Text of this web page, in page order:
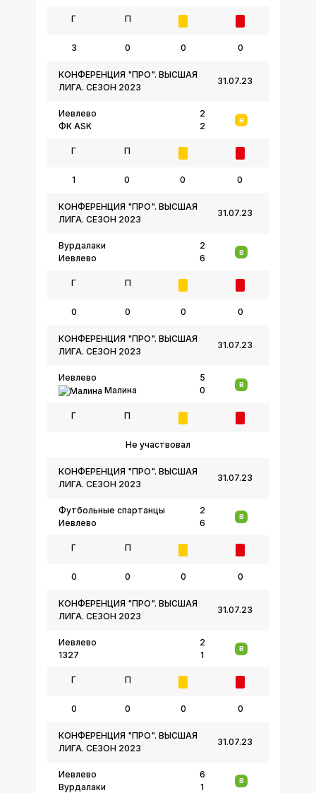
Г П
3 0 0 0
31.07.23
КОНФЕРЕНЦИЯ "ПРО". ВЫСШАЯ
ЛИГА. СЕЗОН 2023
Иевлево
ФК ASK
2
2
Н
Г П
1 0 0 0
31.07.23
КОНФЕРЕНЦИЯ "ПРО". ВЫСШАЯ
ЛИГА. СЕЗОН 2023
Вурдалаки
Иевлево
2
6
В
Г П
0 0 0 0
31.07.23
КОНФЕРЕНЦИЯ "ПРО". ВЫСШАЯ
ЛИГА. СЕЗОН 2023
Иевлево
Малина
5
0
В
Г П
Не участвовал
31.07.23
КОНФЕРЕНЦИЯ "ПРО". ВЫСШАЯ
ЛИГА. СЕЗОН 2023
Футбольные спартанцы
Иевлево
2
6
В
Г П
0 0 0 0
31.07.23
КОНФЕРЕНЦИЯ "ПРО". ВЫСШАЯ
ЛИГА. СЕЗОН 2023
Иевлево
1327
2
1
В
Г П
0 0 0 0
31.07.23
КОНФЕРЕНЦИЯ "ПРО". ВЫСШАЯ
ЛИГА. СЕЗОН 2023
Иевлево
Вурдалаки
6
1
В